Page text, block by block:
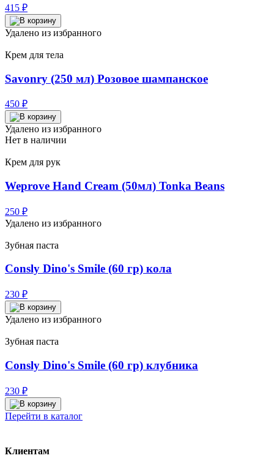
415 ₽
Удалено из избранного
Крем для тела
Savonry (250 мл) Розовое шампанское
450 ₽
Удалено из избранного
Нет в наличии
Крем для рук
Weprove Hand Cream (50мл) Tonka Beans
250 ₽
Удалено из избранного
Зубная паста
Consly Dino's Smile (60 гр) кола
230 ₽
Удалено из избранного
Зубная паста
Consly Dino's Smile (60 гр) клубника
230 ₽
Перейти в каталог
Клиентам